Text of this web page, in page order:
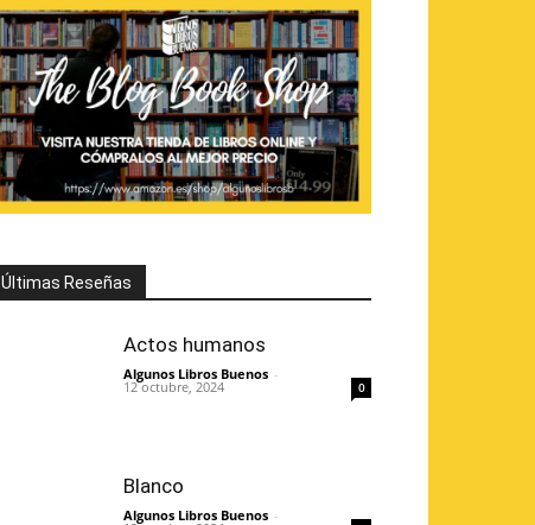
Últimas Reseñas
Actos humanos
Algunos Libros Buenos -
12 octubre, 2024 0
Blanco
Algunos Libros Buenos -